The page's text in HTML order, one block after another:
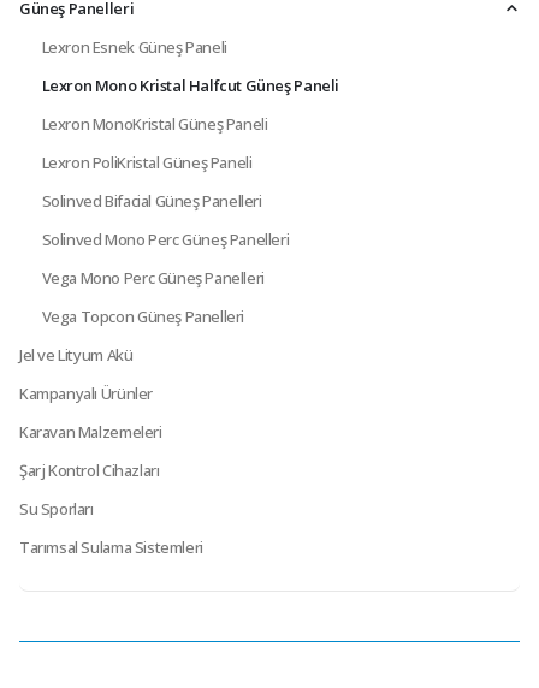
Güneş Panelleri
Lexron Esnek Güneş Paneli
Lexron Mono Kristal Halfcut Güneş Paneli
Lexron MonoKristal Güneş Paneli
Lexron PoliKristal Güneş Paneli
Solinved Bifacial Güneş Panelleri
Solinved Mono Perc Güneş Panelleri
Vega Mono Perc Güneş Panelleri
Vega Topcon Güneş Panelleri
Jel ve Lityum Akü
Kampanyalı Ürünler
Karavan Malzemeleri
Şarj Kontrol Cihazları
Su Sporları
Tarımsal Sulama Sistemleri